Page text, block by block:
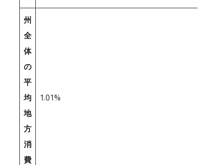
州
全
体
の
平
均
地
方
消
費
1.01%